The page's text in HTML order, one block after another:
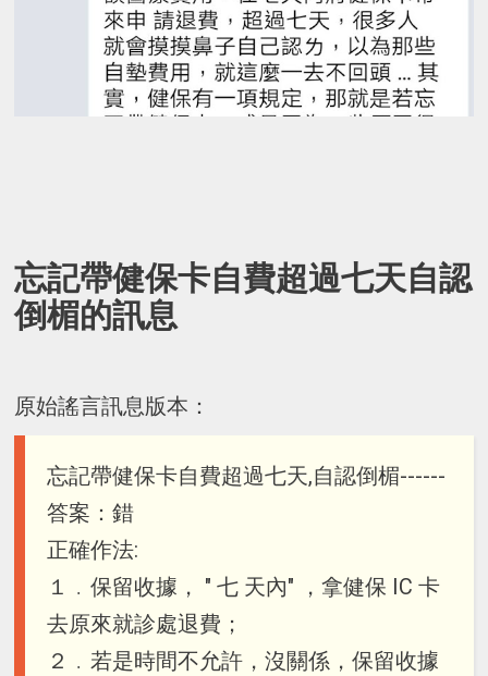
忘記帶健保卡自費超過七天自認
倒楣的訊息
原始謠言訊息版本：
忘記帶健保卡自費超過七天,自認倒楣------
答案：錯
正確作法:
１﹒保留收據， " 七 天內" ，拿健保 IC 卡
去原來就診處退費；
２﹒若是時間不允許，沒關係，保留收據